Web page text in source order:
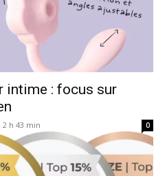
intime : focus sur
2 h 43 min 0